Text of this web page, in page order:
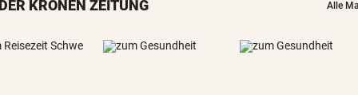
KRONEN ZEITUNG Alle